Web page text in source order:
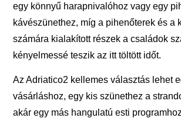
egy könnyű harapnivalóhoz vagy egy
kávészünethez, míg a pihenőterek és a
számára kialakított részek a családok
kényelmessé teszik az itt töltött időt.
Az Adriatico2 kellemes választás lehet
vásárláshoz, egy kis szünethez a
akár egy más hangulatú esti